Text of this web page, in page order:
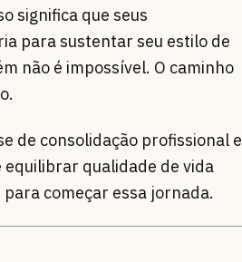
significa que seus
para sustentar seu estilo de
não é impossível. O caminho
de consolidação profissional e
qualidade de vida
começar essa jornada.